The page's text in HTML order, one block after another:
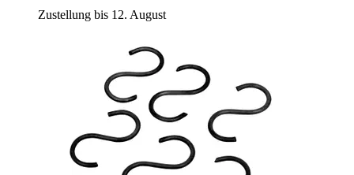
Zustellung bis 12. August